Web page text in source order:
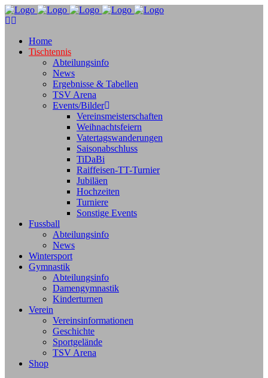
Home
Tischtennis
Abteilungsinfo
News
Ergebnisse & Tabellen
TSV Arena
Events/Bilder
Vereinsmeisterschaften
Weihnachtsfeiern
Vatertagswanderungen
Saisonabschluss
TiDaBi
Raiffeisen-TT-Turnier
Jubiläen
Hochzeiten
Turniere
Sonstige Events
Fussball
Abteilungsinfo
News
Wintersport
Gymnastik
Abteilungsinfo
Damengymnastik
Kinderturnen
Verein
Vereinsinformationen
Geschichte
Sportgelände
TSV Arena
Shop